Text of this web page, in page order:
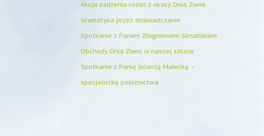
Akcja sadzenia roślin z okazji Dnia Ziemi
Gramatyka przez doświadczanie
Spotkanie z Panem Zbigniewem Skrudlikiem
Obchody Dnia Ziemi w naszej szkole
Spotkanie z Panią Jolantą Małecką –
specjalistką położnictwa